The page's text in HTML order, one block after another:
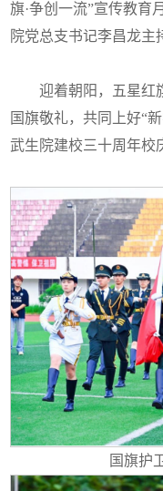
旗·争创一流”宣传教育
院党总支书记李昌龙主
迎着朝阳，五星红
国旗敬礼，共同上好“
武生院建校三十周年校
国旗护